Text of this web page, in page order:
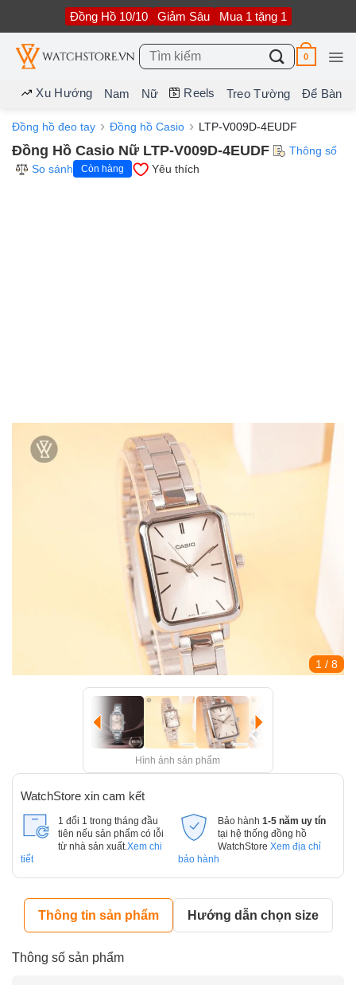
nội
dung
Đồng Hồ 10/10 Giảm Sâu Mua 1 tặng 1
Tìm
kiếm:
0
Xu Hướng Nam Nữ Reels Treo Tường Để Bàn
Đồng hồ đeo tay Đồng hồ Casio LTP-V009D-4EUDF
Đồng Hồ Casio Nữ LTP-V009D-4EUDF
Thông số
So sánh
Còn hàng Yêu thích
1 / 8
Hình ảnh sản phẩm
WatchStore xin cam kết
1 đổi 1 trong tháng đầu
tiên nếu sản phẩm có lỗi
từ nhà sản xuất. Xem chi
tiết
Bảo hành 1-5 năm uy tín
tại hệ thống đồng hồ
WatchStore Xem địa chỉ
bảo hành
Thông tin sản phẩm Hướng dẫn chọn size
Thông số sản phẩm